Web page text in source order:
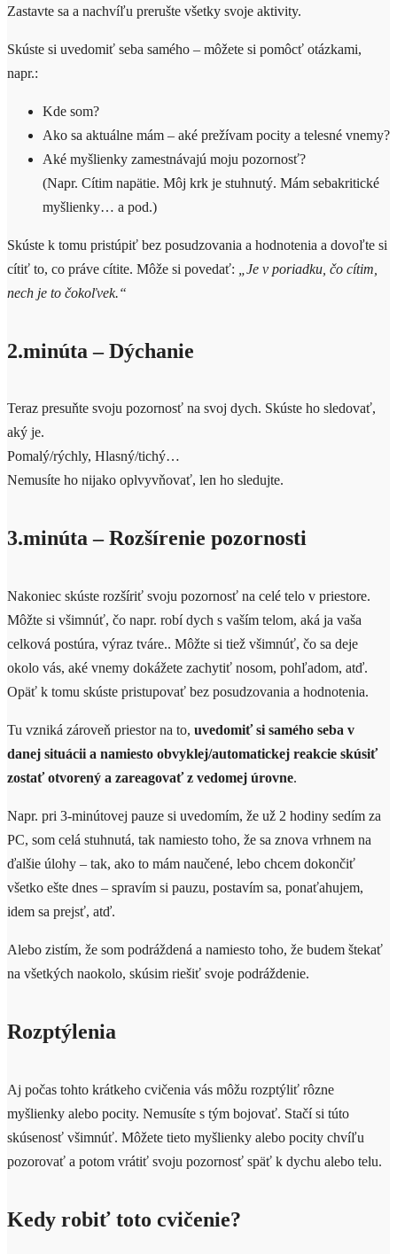
Zastavte sa a nachvíľu prerušte všetky svoje aktivity.
Skúste si uvedomiť seba samého – môžete si pomôcť otázkami,
napr.:
Kde som?
Ako sa aktuálne mám – aké prežívam pocity a telesné vnemy?
Aké myšlienky zamestnávajú moju pozornosť?
(Napr. Cítim napätie. Môj krk je stuhnutý. Mám sebakritické
myšlienky… a pod.)
Skúste k tomu pristúpiť bez posudzovania a hodnotenia a dovoľte si
cítiť to, co práve cítite. Môže si povedať:
„Je v poriadku, čo cítim,
nech je to čokoľvek.“
2.minúta – Dýchanie
Teraz presuňte svoju pozornosť na svoj dych. Skúste ho sledovať,
aký je.
Pomalý/rýchly, Hlasný/tichý…
Nemusíte ho nijako oplvyvňovať, len ho sledujte.
3.minúta – Rozšírenie pozornosti
Nakoniec skúste rozšíriť svoju pozornosť na celé telo v priestore.
Môžte si všimnúť, čo napr. robí dych s vaším telom, aká ja vaša
celková postúra, výraz tváre.. Môžte si tiež všimnúť, čo sa deje
okolo vás, aké vnemy dokážete zachytiť nosom, pohľadom, atď.
Opäť k tomu skúste pristupovať bez posudzovania a hodnotenia.
Tu vzniká zároveň priestor na to, uvedomiť si samého seba v
danej situácii a namiesto obvyklej/automatickej reakcie skúsiť
zostať otvorený a zareagovať z vedomej úrovne.
Napr. pri 3-minútovej pauze si uvedomím, že už 2 hodiny sedím za
PC, som celá stuhnutá, tak namiesto toho, že sa znova vrhnem na
ďalšie úlohy – tak, ako to mám naučené, lebo chcem dokončiť
všetko ešte dnes – spravím si pauzu, postavím sa, ponaťahujem,
idem sa prejsť, atď.
Alebo zistím, že som podráždená a namiesto toho, že budem štekať
na všetkých naokolo, skúsim riešiť svoje podráždenie.
Rozptýlenia
Aj počas tohto krátkeho cvičenia vás môžu rozptýliť rôzne
myšlienky alebo pocity. Nemusíte s tým bojovať. Stačí si túto
skúsenosť všimnúť. Môžete tieto myšlienky alebo pocity chvíľu
pozorovať a potom vrátiť svoju pozornosť späť k dychu alebo telu.
Kedy robiť toto cvičenie?